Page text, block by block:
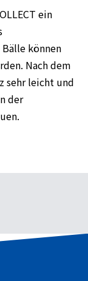
ein
können
Nach dem
sehr leicht und
der